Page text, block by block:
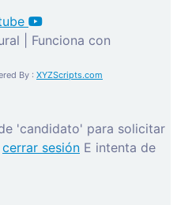
| Funciona con
By : XYZScripts.com
'candidato' para solicitar
cerrar sesión E intenta de